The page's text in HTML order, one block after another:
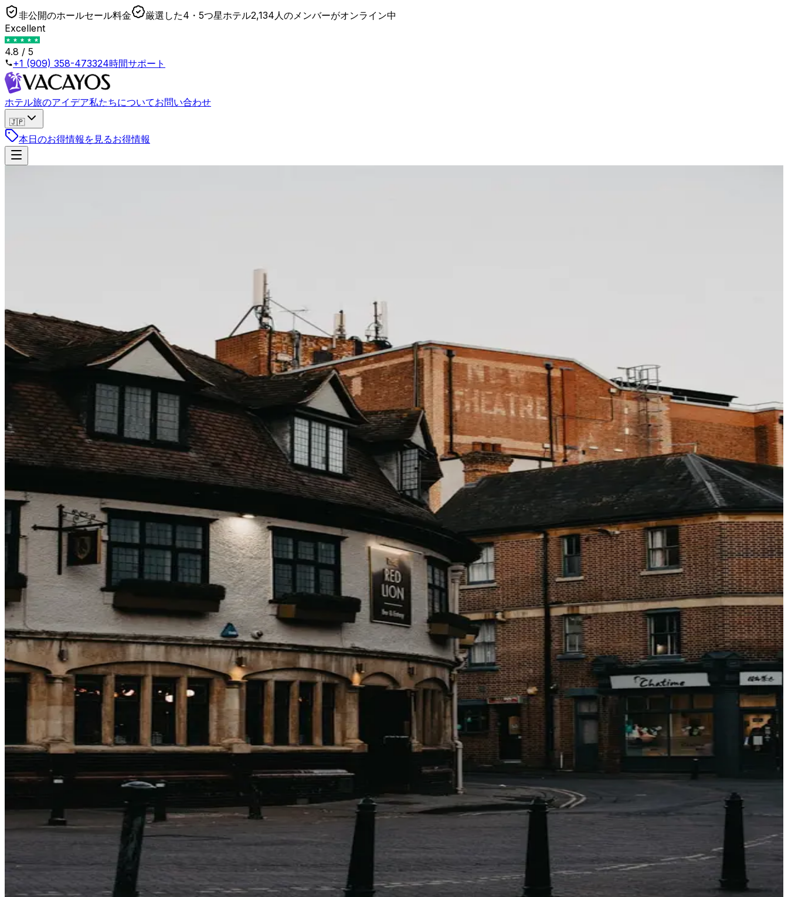
非公開のホールセール料金 厳選した4・5つ星ホテル2,134人のメンバーがオンライン中
Excellent
4.8 / 5
+1 (909) 358-473324時間サポート
ホテル旅のアイデア私たちについてお問い合わせ
🇯🇵
本日のお得情報を見るお得情報
Le programme Genius de Booking.com a trois niveaux (L1 après 2 séjours, L2 après 5, L3 après 15). Accroche : « jusqu'à 20 % de remise ». La réalité est plus nuancée dès
Sur quoi porte vraiment ce « 10 % »
Les remises Genius s'appliquent à un tarif que l'hôtel a choisi d'inscrireau programme. Les hôtels le font pour gagner du placement dans le classement par défaut (les tarifs
Genius ont un badge, la conversion monte). Les « 10 % » se calculent généralement sur le BAR du jour — que l'hôtel peut remonter juste avant.
Le schéma remonter-puis-escompter
Des revenue managers pratiquent :
BAR remonté de 6–10 % sur les nuits très Genius-ciblées
Remise Genius 10 % appliquée
Tarif net client : 0–4 % moins cher qu'avant inscription
Pas une conspiration — c'est du RM standard. La remise est réelle face au tarif affiché ; le tarif affiché est juste plus haut qu'il ne le serait sans le programme.
Où Genius apporte vraiment
Bénéfices L2/L3: petit-déjeuner, upgrades (selon dispo), support prioritaire. Coûte vraiment à l'hôtel.
Genius mobile-only : se cumule avec la dérogation mobile, gains réels de 10–15 %.
Séjours longs (7+ nuits)
: les petits gains cumulent.
Versus gros
Un tarif Genius L2 sur 5 étoiles : 8–12 % sous le BAR standard. Un gros banque de lits sur le même hôtel : 18–28 % sous le BAR. Genius est réel, mais pas la grosse remise.
Honnêtement
Genius vaut d'y être (gratuit) et les versions mobile-only aident vraiment. Mais ne remplace pas un check gros avant de réserver.
戻る
関連記事
Come guadagnano le OTA con gli hotel? (Breakdown completo delle commissioni)
Booking.com, Expedia, Agoda — sembrano motori di sconti. Sono motori di commissioni. Ecco esattamente quanto prendono, a chi e perché.
2026年4月23日
Perché i prezzi degli hotel sono diversi su ogni sito? (Non è casuale)
Stesso hotel, stesse date, cinque prezzi diversi. Non è un bug. È un'architettura di distribuzione di 40 anni. Ecco cosa sta succedendo.
Qual è il momento migliore per prenotare un hotel? (Dati da 1,2 M di tariffe)
I consigli "prenota presto" e "prenota tardi" sono entrambi sbagliati. La vera risposta dipende da classe di hotel, destinazione e giorno della settimana. Ecco la curva.